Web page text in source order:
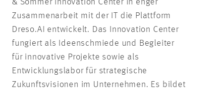
& Sommer Innovation Center in enger
Zusammenarbeit mit der IT die Plattform
Dreso.AI entwickelt. Das Innovation Center
fungiert als Ideenschmiede und Begleiter
für innovative Projekte sowie als
Entwicklungslabor für strategische
Zukunftsvisionen im Unternehmen. Es bildet